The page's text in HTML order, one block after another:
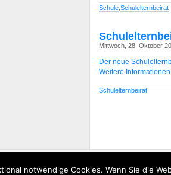
Schule Schulelternbeirat
Mittwoch, 28. Oktober
Der neue
Weitere
Schulelternbeirat
notwendige Cookies. Wenn Sie die